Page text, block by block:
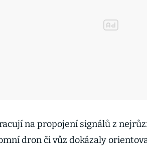
na propojení signálů z
dron či vůz dokázaly